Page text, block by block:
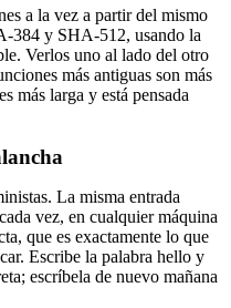
a la vez a partir del mismo
y SHA-512, usando la
Verlos uno al lado del otro
más antiguas son más
más larga y está pensada
La misma entrada
vez, en cualquier máquina
que es exactamente lo que
Escribe la palabra hello y
escríbela de nuevo mañana